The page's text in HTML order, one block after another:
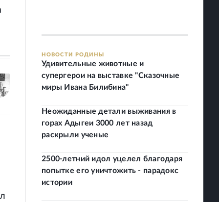
НОВОСТИ РОДИНЫ
Удивительные животные и
супергерои на выставке "Сказочные
миры Ивана Билибина"
Неожиданные детали выживания в
горах Адыгеи 3000 лет назад
раскрыли ученые
2500-летний идол уцелел благодаря
попытке его уничтожить - парадокс
истории